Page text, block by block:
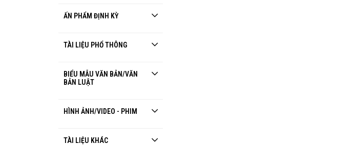
ẤN PHẨM ĐỊNH KỲ
TÀI LIỆU PHỔ THÔNG
BIỂU MẪU VĂN BẢN/VĂN
BẢN LUẬT
HÌNH ẢNH/VIDEO - PHIM
TÀI LIỆU KHÁC